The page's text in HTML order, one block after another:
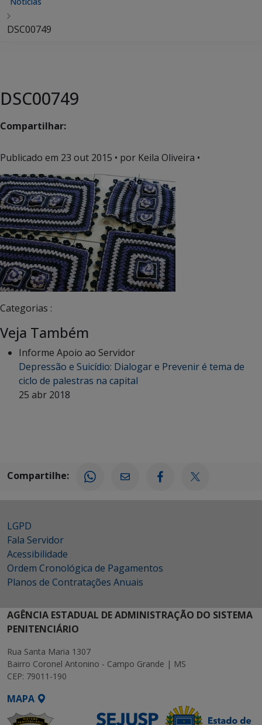
DSC00749
DSC00749
Compartilhar:
Publicado em 23 out 2015 • por Keila Oliveira •
Categorias :
Veja Também
Informe Apoio ao Servidor
Depressão e Suicídio: Dialogar e Prevenir é tema de
ciclo de palestras na capital
25 abr 2018
Compartilhe:
LGPD
Fala Servidor
Acessibilidade
Ordem Cronológica de Pagamentos
Planos de Contratações Anuais
AGÊNCIA ESTADUAL DE ADMINISTRAÇÃO DO SISTEMA
PENITENCIÁRIO
Rua Santa Maria 1307
Bairro Coronel Antonino - Campo Grande | MS
CEP: 79011-190
MAPA